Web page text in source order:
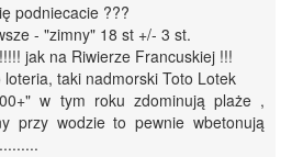
podniecacie ???
- "zimny" 18 st +/- 3 st.
jak na Riwierze Francuskiej !!!
taki nadmorski Toto Lotek
w tym roku zdominują plaże ,
przy wodzie to pewnie wbetonują